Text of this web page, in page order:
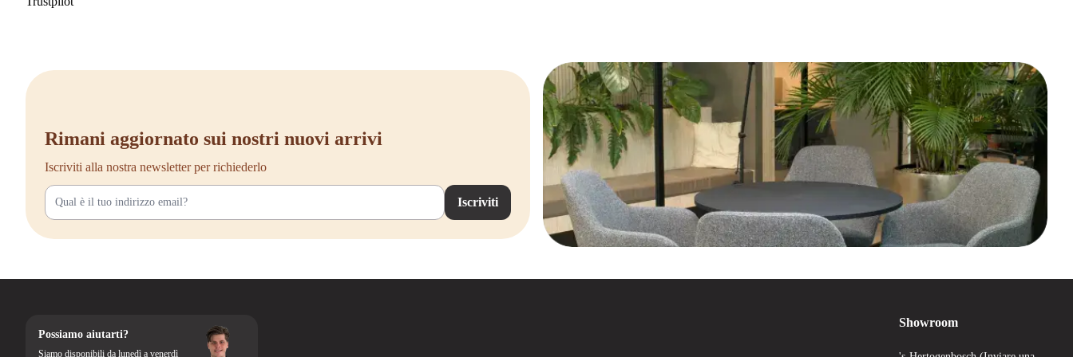
thuiswerkplekken die op zoek zijn naar een gezonde, flexibele en verantwoorde werkoplossing.
Rimani aggiornato sui nostri nuovi arrivi
Iscriviti alla nostra newsletter per richiederlo
Iscriviti
Possiamo aiutarti?
Siamo disponibili da lunedì a venerdì
Showroom